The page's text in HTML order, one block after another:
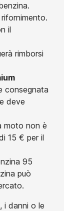
il
rimborsi
consegnata
deve
moto non è
15 € per il
95
può
i danni o le